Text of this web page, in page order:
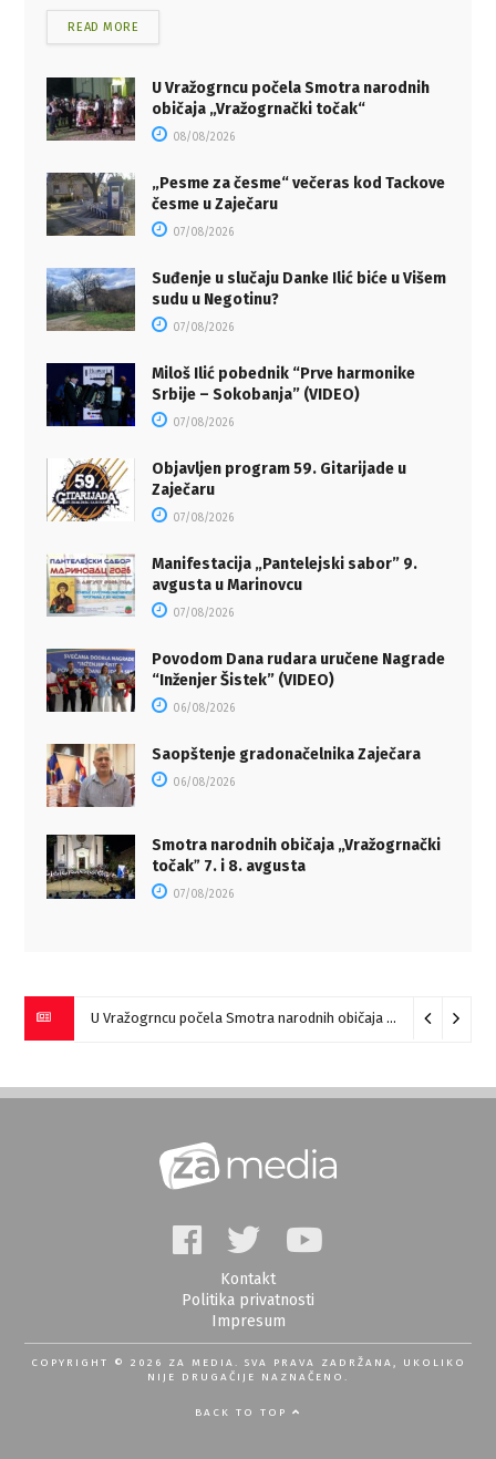
READ MORE
U Vražogrncu počela Smotra narodnih
običaja „Vražogrnački točak“
08/08/2026
„Pesme za česme“ večeras kod Tackove
česme u Zaječaru
07/08/2026
Suđenje u slučaju Danke Ilić biće u Višem
sudu u Negotinu?
07/08/2026
Miloš Ilić pobednik “Prve harmonike
Srbije – Sokobanja” (VIDEO)
07/08/2026
Objavljen program 59. Gitarijade u
Zaječaru
07/08/2026
Manifestacija „Pantelejski sabor” 9.
avgusta u Marinovcu
07/08/2026
Povodom Dana rudara uručene Nagrade
“Inženjer Šistek” (VIDEO)
06/08/2026
Saopštenje gradonačelnika Zaječara
06/08/2026
Smotra narodnih običaja „Vražogrnački
točakˮ 7. i 8. avgusta
07/08/2026
U Vražogrncu počela Smotra narodnih običaja „Vražogrnački točak“
Kontakt
Politika privatnosti
Impresum
COPYRIGHT © 2026 ZA MEDIA. SVA PRAVA ZADRŽANA, UKOLIKO
NIJE DRUGAČIJE NAZNAČENO.
BACK TO TOP